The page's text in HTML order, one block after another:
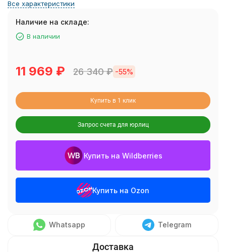
Все характеристики
Наличие на складе:
В наличии
11 969 ₽ 26 340₽ -55%
Купить в 1 клик
Запрос счета для юрлиц
Купить на Wildberries
Купить на Ozon
Whatsapp Telegram